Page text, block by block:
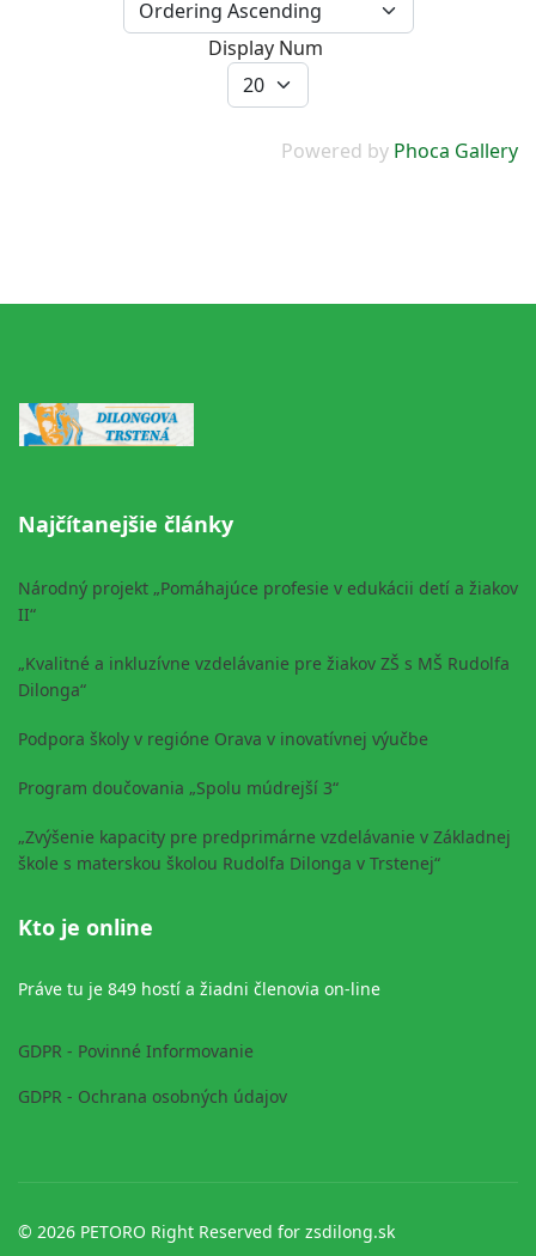
Display Num
Powered by Phoca Gallery
Najčítanejšie články
Národný projekt „Pomáhajúce profesie v edukácii detí a žiakov
II“
„Kvalitné a inkluzívne vzdelávanie pre žiakov ZŠ s MŠ Rudolfa
Dilonga“
Podpora školy v regióne Orava v inovatívnej výučbe
Program doučovania „Spolu múdrejší 3“
„Zvýšenie kapacity pre predprimárne vzdelávanie v Základnej
škole s materskou školou Rudolfa Dilonga v Trstenej“
Kto je online
Práve tu je 849 hostí a žiadni členovia on-line
GDPR - Povinné Informovanie
GDPR - Ochrana osobných údajov
© 2026 PETORO Right Reserved for zsdilong.sk